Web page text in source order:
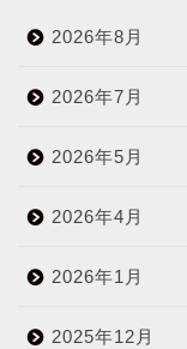
2026年8月
2026年7月
2026年5月
2026年4月
2026年1月
2025年12月